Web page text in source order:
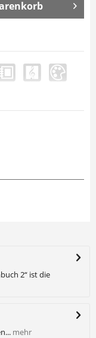
2“ ist die
mehr